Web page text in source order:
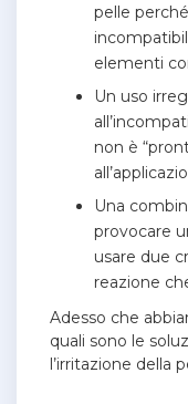
pelle
elementi
Un uso
non è
Una
provocare
usare due
reazione
Adesso che
quali sono le
l’irritazione della